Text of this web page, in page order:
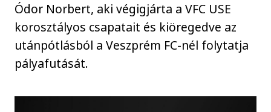
Ódor Norbert, aki végigjárta a VFC USE
korosztályos csapatait és kiöregedve az
utánpótlásból a Veszprém FC-nél folytatja
pályafutását.